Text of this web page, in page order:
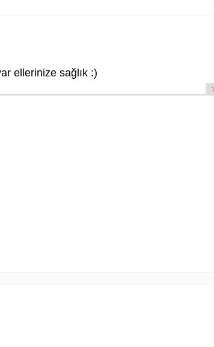
ellerinize sağlık :)